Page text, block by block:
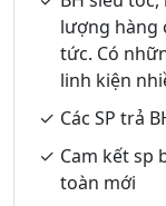
lượng hàng
tức. Có
linh kiện
Các SP trả
Cam kết sp
toàn mới